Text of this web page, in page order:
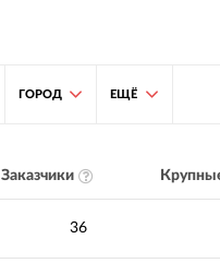
ГОРОД ЕЩЁ
Заказчики
36